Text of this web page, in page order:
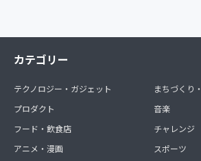
カテゴリー
テクノロジー・ガジェット
プロダクト
フード・飲食店
アニメ・漫画
まちづくり
音楽
チャレンジ
スポーツ